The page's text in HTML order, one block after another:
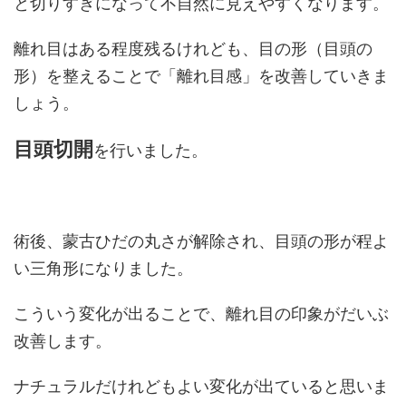
離れ目はある程度残るけれども、目の形（目頭の
形）を整えることで「離れ目感」を改善していきま
しょう。
目頭切開 を行いました。
術後、蒙古ひだの丸さが解除され、目頭の形が程よ
い三角形になりました。
こういう変化が出ることで、離れ目の印象がだいぶ
改善します。
ナチュラルだけれどもよい変化が出ていると思いま